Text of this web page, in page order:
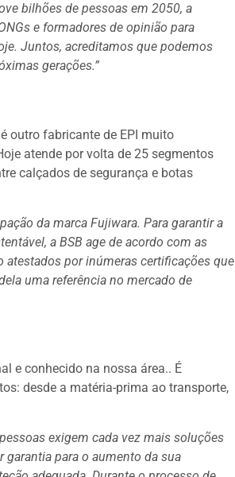
bilhões de pessoas em 2050, a
e formadores de opinião para
Juntos, acreditamos que podemos
gerações.”
outro fabricante de EPI muito
atende por volta de 25 segmentos
calçados de segurança e botas
da marca Fujiwara. Para garantir a
a BSB age de acordo com as
atestados por inúmeras certificações que
uma referência no mercado de
e conhecido na nossa área.. É
desde a matéria-prima ao transporte,
exigem cada vez mais soluções
garantia para o aumento da sua